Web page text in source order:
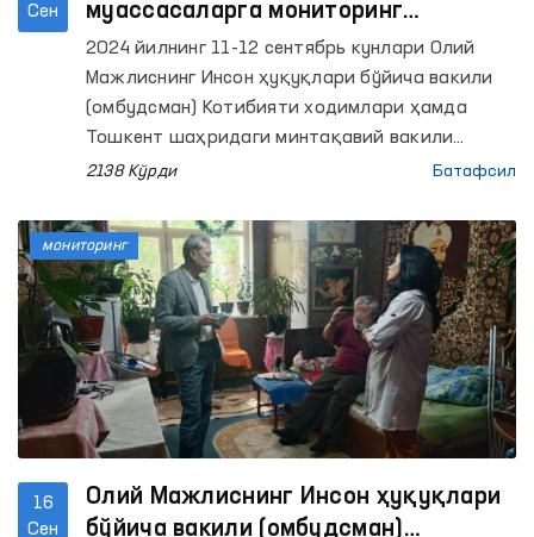
Сен
муассасаларга мониторинг
ташрифлари амалга оширилди
2024 йилнинг 11-12 сентябрь кунлари Олий
Мажлиснинг Инсон ҳуқуқлари бўйича вакили
(омбудсман) Котибияти ходимлари ҳамда
Тошкент шаҳридаги минтақавий вакили
томонидан Тошкент шаҳрида жойлашган
шифохонаси, Ички ишлар органларининг
маъмурий қамоққа олинган шахсларни қабул
қилиш ва сақлаш учун мўлжалланган махсус
қабулхонаси, Муайян яшаш жойига эга
бўлмаган шахсларни реабилитация қилиш
маркази, “Меҳр-саховат” уйига мониторинг
ташрифларини амалга оширилди.
2138 Кўрди Батафсил
16
Сен
Олий Мажлиснинг Инсон ҳуқуқлари
бўйича вакили (омбудсман)
мониторинг